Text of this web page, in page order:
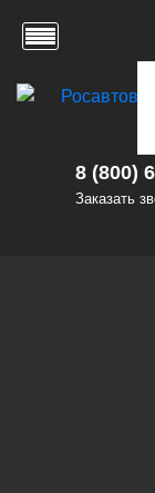
8 (800)
Заказать